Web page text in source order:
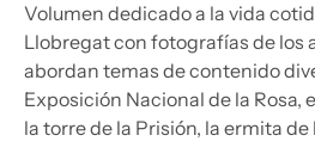
Volumen dedicado a la vida
Llobregat con fotografías de los
abordan temas de contenido
Exposición Nacional de la Rosa,
la torre de la Prisión, la ermita de